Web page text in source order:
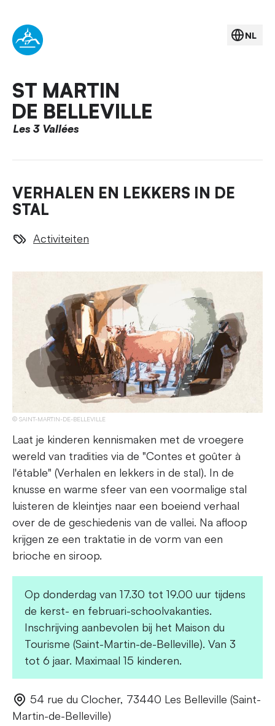
ST MARTIN
DE BELLEVILLE
Les 3 Vallées
NL
VERHALEN EN LEKKERS IN DE
STAL
Activiteiten
SAINT-MARTIN-DE-BELLEVILLE
Laat je kinderen kennismaken met de vroegere
wereld van tradities via de "Contes et goûter à
l'étable" (Verhalen en lekkers in de stal). In de
knusse en warme sfeer van een voormalige stal
luisteren de kleintjes naar een boeiend verhaal
over de de geschiedenis van de vallei. Na afloop
krijgen ze een traktatie in de vorm van een
brioche en siroop.
Op donderdag van 17.30 tot 19.00 uur tijdens
de kerst- en februari-schoolvakanties.
Inschrijving aanbevolen bij het Maison du
Tourisme (Saint-Martin-de-Belleville). Van 3
tot 6 jaar. Maximaal 15 kinderen.
54 rue du Clocher, 73440 Les Belleville (Saint-
Martin-de-Belleville)